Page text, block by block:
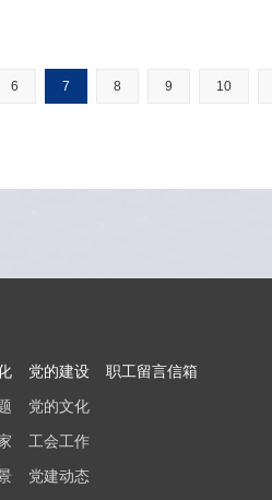
6 7 8 9 10
党的建设
党的文化
工会工作
党建动态
职工留言信箱